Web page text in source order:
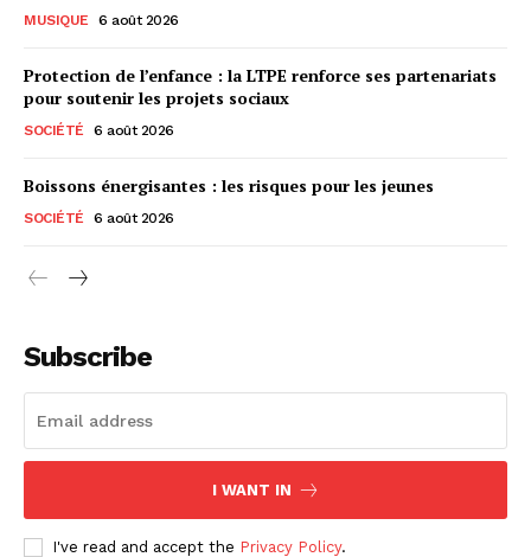
MUSIQUE 6 août 2026
Protection de l’enfance : la LTPE renforce ses partenariats
pour soutenir les projets sociaux
SOCIÉTÉ 6 août 2026
Boissons énergisantes : les risques pour les jeunes
SOCIÉTÉ 6 août 2026
Subscribe
I WANT IN
I've read and accept the Privacy Policy.